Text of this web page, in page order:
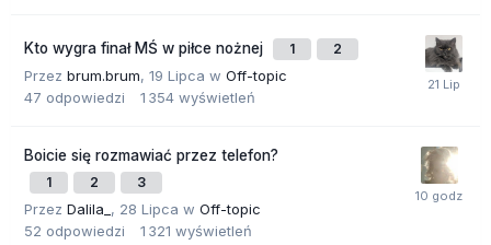
Kto wygra finał MŚ w piłce nożnej 1 2
Przez brum.brum, 19 Lipca w Off-topic
47 odpowiedzi 1 354 wyświetleń
Boicie się rozmawiać przez telefon?
1 2 3
Przez Dalila_ , 28 Lipca w Off-topic
52 odpowiedzi 1 321 wyświetleń